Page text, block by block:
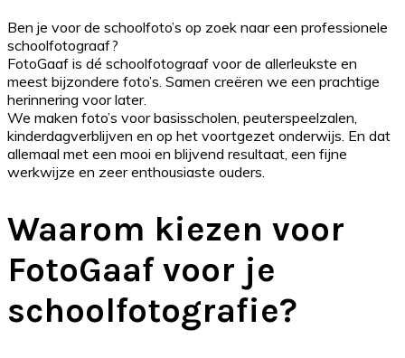
Ben je voor de schoolfoto’s op zoek naar een professionele
schoolfotograaf?
FotoGaaf is dé schoolfotograaf voor de allerleukste en
meest bijzondere foto’s. Samen creëren we een prachtige
herinnering voor later.
We maken foto’s voor basisscholen, peuterspeelzalen,
kinderdagverblijven en op het voortgezet onderwijs. En dat
allemaal met een mooi en blijvend resultaat, een fijne
werkwijze en zeer enthousiaste ouders.
Waarom kiezen voor
FotoGaaf voor je
schoolfotografie?